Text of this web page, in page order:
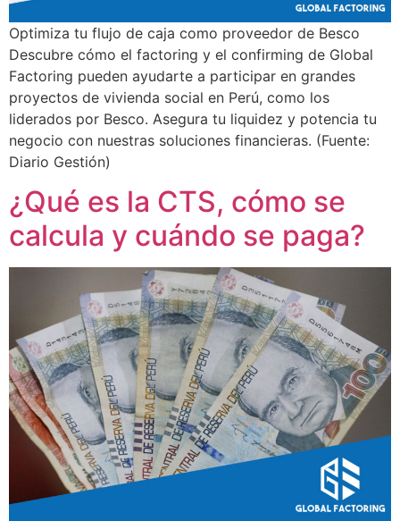
Optimiza tu flujo de caja como proveedor de Besco
Descubre cómo el factoring y el confirming de Global
Factoring pueden ayudarte a participar en grandes
proyectos de vivienda social en Perú, como los
liderados por Besco. Asegura tu liquidez y potencia tu
negocio con nuestras soluciones financieras. (Fuente:
Diario Gestión)
¿Qué es la CTS, cómo se
calcula y cuándo se paga?